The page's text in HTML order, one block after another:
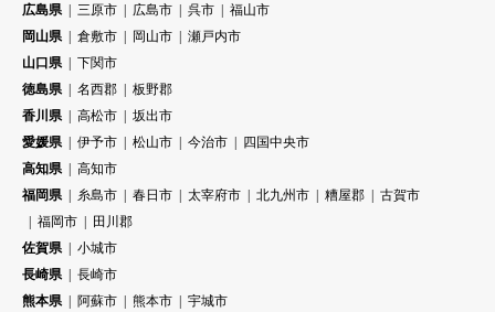
広島県
三原市 広島市 呉市
福山市
岡山県
倉敷市 岡山市
瀬戸内市
山口県
下関市
徳島県
名西郡
板野郡
香川県
高松市
坂出市
愛媛県
伊予市 松山市 今治市
四国中央市
高知県
高知市
福岡県
糸島市 春日市 太宰府市 北九州市 糟屋郡
古賀市
福岡市
田川郡
佐賀県
小城市
長崎県
長崎市
熊本県
阿蘇市 熊本市
宇城市